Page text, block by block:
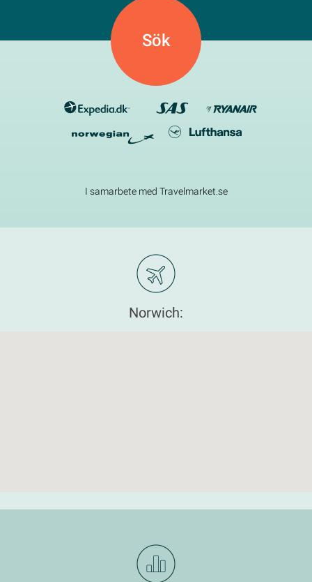
5
I samarbete med Travelmarket.se
Norwich: